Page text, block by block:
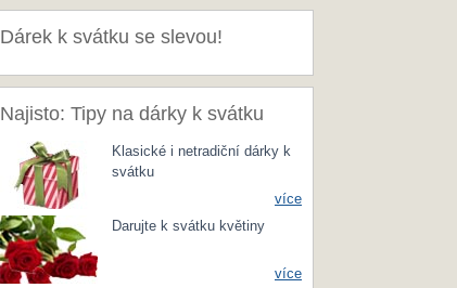
Dárek k svátku se slevou!
Najisto: Tipy na dárky k svátku
Klasické i netradiční dárky k
svátku
více
Darujte k svátku květiny
více